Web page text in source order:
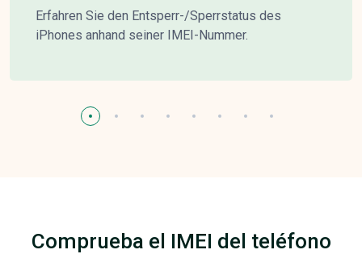
Erfahren Sie den Entsperr-/Sperrstatus des
iPhones anhand seiner IMEI-Nummer.
Comprueba el IMEI del teléfono